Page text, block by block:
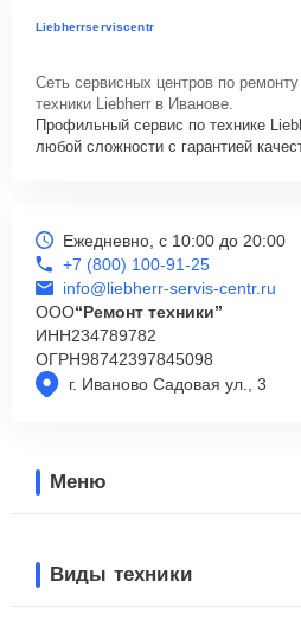
Liebherrserviscentr
Сеть сервисных центров по ремонту
техники Liebherr в Иванове.
Профильный сервис по технике
любой сложности с гарантией
г. Иваново Садовая ул., 3
Ежедневно, с 10:00 до 20:00
+7 (800) 100-91-25
info@liebherr-servis-centr.ru
ООО“Ремонт техники”
ИНН234789782
ОГРН98742397845098
Меню
Виды техники